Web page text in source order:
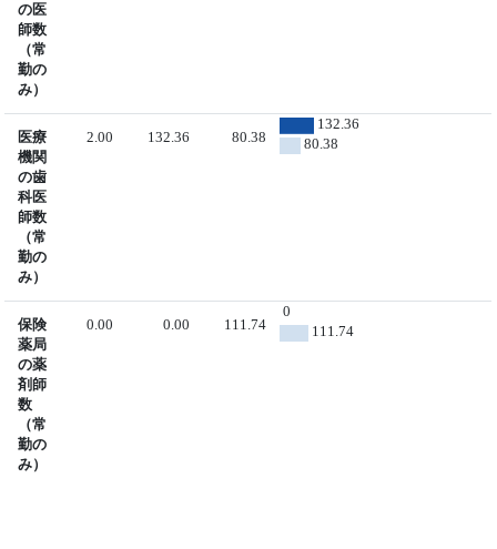
の医
師数
（常
勤の
み）
医療
機関
の歯
科医
師数
（常
勤の
み）
2.00 132.36 80.38
132.36
80.38
保険
薬局
の薬
剤師
数
（常
勤の
み）
0.00 0.00 111.74
0
111.74